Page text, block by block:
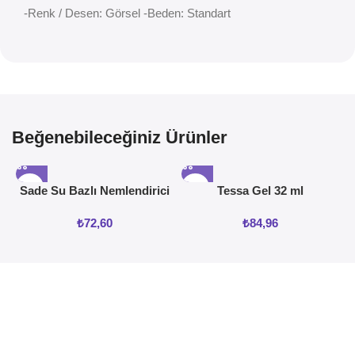
-Renk / Desen: Görsel -Beden: Standart
Beğenebileceğiniz Ürünler
Sade Su Bazlı Nemlendirici
₺72,60
Tessa Gel 32 ml
₺84,96